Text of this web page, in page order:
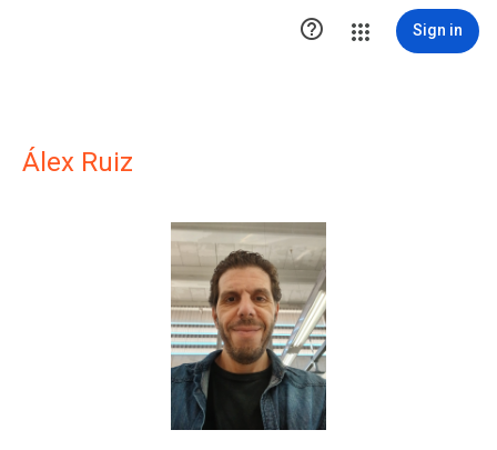
 Sign in
Álex Ruiz